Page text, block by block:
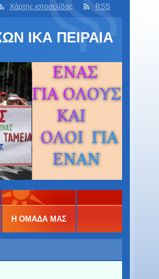
Χάρτης ιστοσελίδας RSS
ΙΚΑ ΠΕΙΡΑΙΑ
Η ΟΜΑΔΑ ΜΑΣ